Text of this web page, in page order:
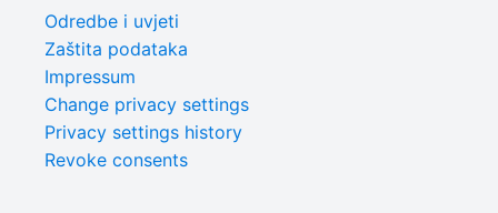
Odredbe i uvjeti
Zaštita podataka
Impressum
Change privacy settings
Privacy settings history
Revoke consents